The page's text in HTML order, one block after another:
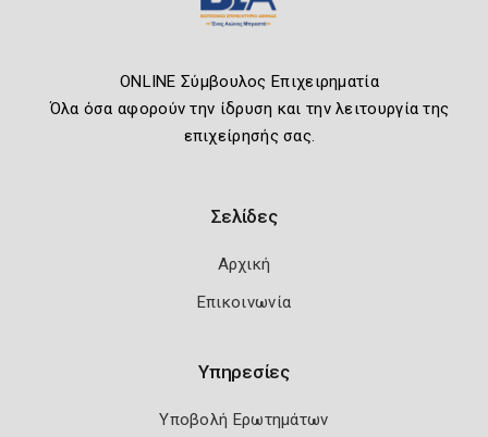
ONLINE Σύμβουλος Επιχειρηματία
Όλα όσα αφορούν την ίδρυση και την λειτουργία της
επιχείρησής σας.
Σελίδες
Αρχική
Επικοινωνία
Υπηρεσίες
Υποβολή Ερωτημάτων